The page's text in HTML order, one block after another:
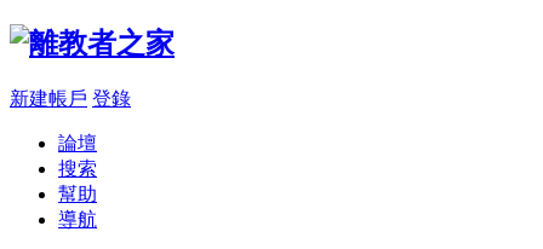
新建帳戶 登錄
論壇
搜索
幫助
導航